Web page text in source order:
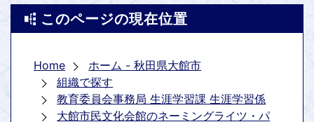
このページの現在位置
Home
ホーム - 秋田県大館市
組織で探す
教育委員会事務局 生涯学習課 生涯学習係
大館市民文化会館のネーミングライツ・パ